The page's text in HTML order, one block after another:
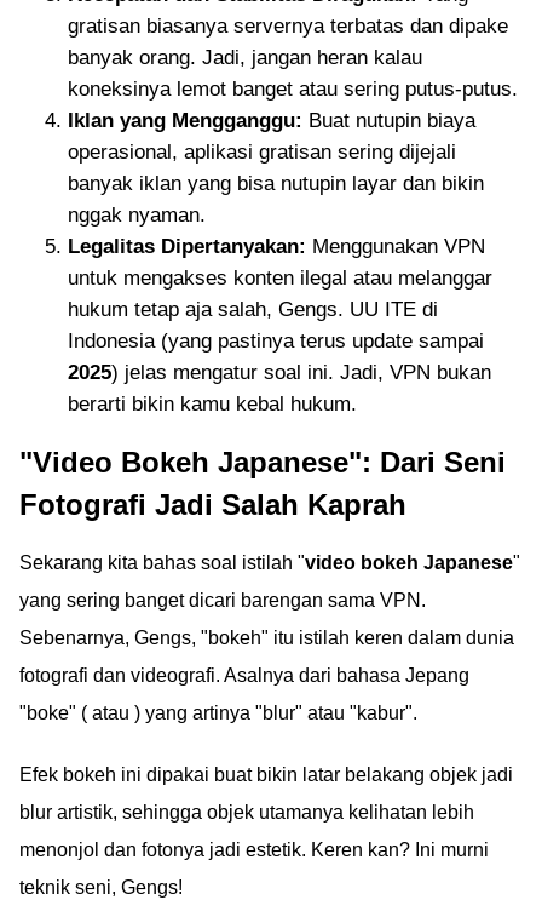
gratisan biasanya servernya terbatas dan dipake
banyak orang. Jadi, jangan heran kalau
koneksinya lemot banget atau sering putus-putus.
Iklan yang Mengganggu: Buat nutupin biaya
operasional, aplikasi gratisan sering dijejali
banyak iklan yang bisa nutupin layar dan bikin
nggak nyaman.
Legalitas Dipertanyakan: Menggunakan VPN
untuk mengakses konten ilegal atau melanggar
hukum tetap aja salah, Gengs. UU ITE di
Indonesia (yang pastinya terus update sampai
2025) jelas mengatur soal ini. Jadi, VPN bukan
berarti bikin kamu kebal hukum.
"Video Bokeh Japanese": Dari Seni
Fotografi Jadi Salah Kaprah
Sekarang kita bahas soal istilah "video bokeh Japanese"
yang sering banget dicari barengan sama VPN.
Sebenarnya, Gengs, "bokeh" itu istilah keren dalam dunia
fotografi dan videografi. Asalnya dari bahasa Jepang
"boke" ( atau ) yang artinya "blur" atau "kabur".
Efek bokeh ini dipakai buat bikin latar belakang objek jadi
blur artistik, sehingga objek utamanya kelihatan lebih
menonjol dan fotonya jadi estetik. Keren kan? Ini murni
teknik seni, Gengs!